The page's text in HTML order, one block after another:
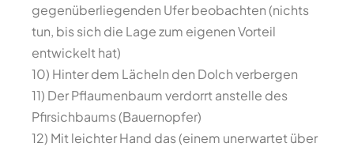
gegenüberliegenden Ufer beobachten (nichts
tun, bis sich die Lage zum eigenen Vorteil
entwickelt hat)
10) Hinter dem Lächeln den Dolch verbergen
11) Der Pflaumenbaum verdorrt anstelle des
Pfirsichbaums (Bauernopfer)
12) Mit leichter Hand das (einem unerwartet über